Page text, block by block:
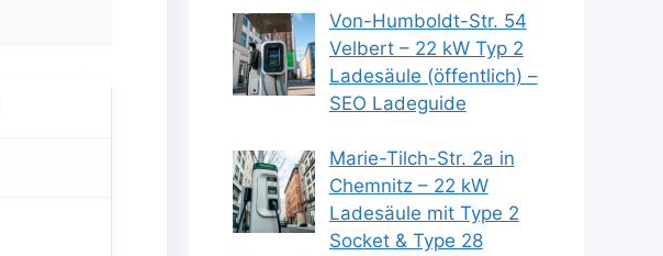
Von-Humboldt-Str. 54
Velbert – 22 kW Typ 2
Ladesäule (öffentlich) –
SEO Ladeguide
Marie-Tilch-Str. 2a in
Chemnitz – 22 kW
Ladesäule mit Type 2
Socket & Type 28